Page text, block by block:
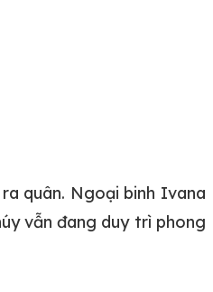
quân. Ngoại binh Ivana
vẫn đang duy trì phong